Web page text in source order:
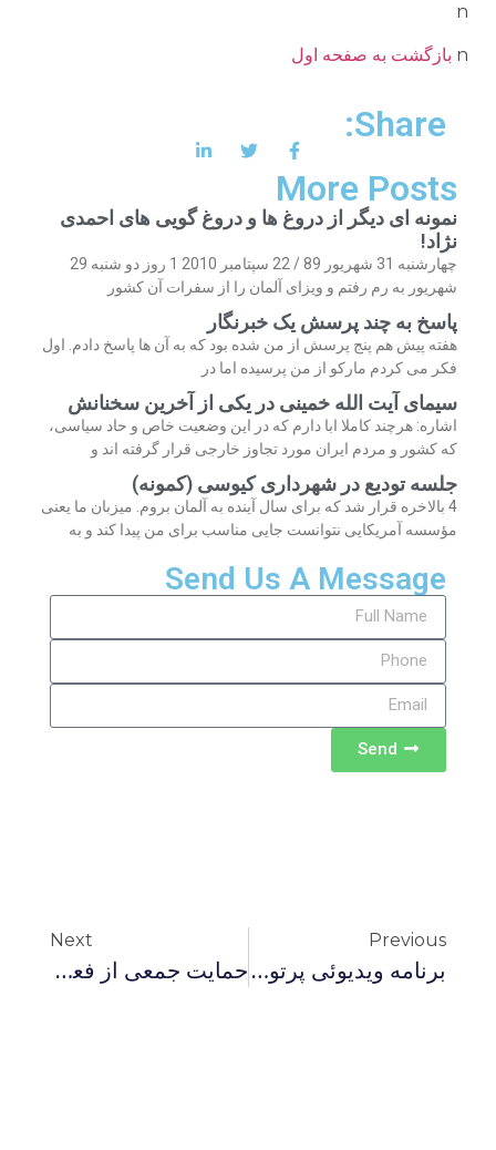
n
n بازگشت به صفحه اول
Share:
More Posts
نمونه ای دیگر از دروغ ها و دروغ گویی های احمدی
نژاد!
چهارشنبه 31 شهریور 89 / 22 سپتامبر 2010 1 روز دو شنبه 29
شهریور به رم رفتم و ویزای آلمان را از سفرات آن کشور
پاسخ به چند پرسش یک خبرنگار
هفته پیش هم پنج پرسش از من شده بود که به آن ها پاسخ دادم. اول
فکر می کردم مارکو از من پرسیده اما در
سیمای آیت الله خمینی در یکی از آخرین سخنانش
اشاره: هرچند کاملا ابا دارم که در این وضعیت خاص و حاد سیاسی،
که کشور و مردم ایران مورد تجاوز خارجی قرار گرفته اند و
جلسه تودیع در شهرداری کیوسی (کمونه)
4 بالاخره قرار شد که برای سال آینده به آلمان بروم. میزبان ما یعنی
مؤسسه آمریکایی نتوانست جایی مناسب برای من پیدا کند و به
Send Us A Message
Send
Previous
برنامه ویدیوئى پرتو نور تحت عنوان: انقلاب و اقتدارگرايى ۲
Next
حمایت جمعی از فعالان ملی – مذهبی از تظلم خواهی اسماعیل بخشی